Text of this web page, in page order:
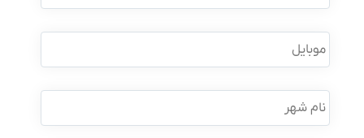
نام
موبایل *
نام
شهر